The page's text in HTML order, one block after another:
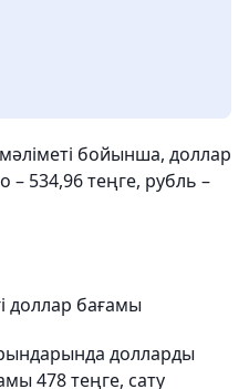
бойынша, доллар
– 534,96 теңге, рубль –
доллар бағамы
долларды
478 теңге, сату